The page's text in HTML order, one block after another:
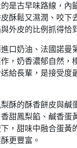
是古早味路線，內
酥鬆又濕潤、咬下
外皮的比例抓得恰
口奶油、法國諾曼
，奶香濃郁自然，
給長輩，是接受度
酥的酥香餅皮與鹹
甜鳳梨餡、鹹香蛋
，甜味中融合蛋黃
更豐富。